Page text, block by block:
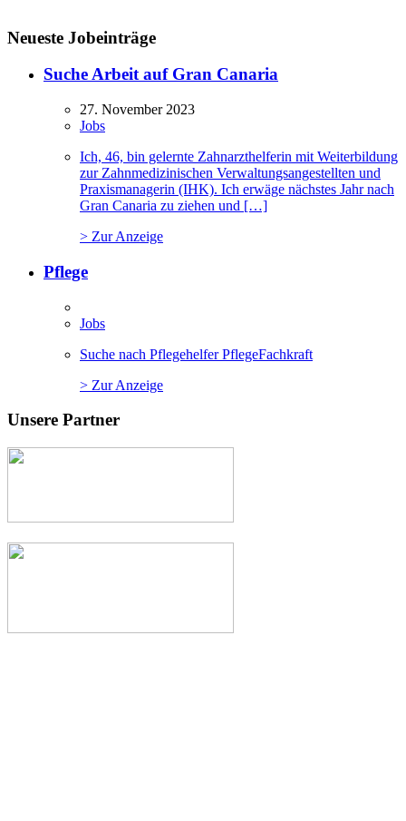
Neueste Jobeinträge
Suche Arbeit auf Gran Canaria
27. November 2023
Jobs
Ich, 46, bin gelernte Zahnarzthelferin mit Weiterbildung
zur Zahnmedizinischen Verwaltungsangestellten und
Praxismanagerin (IHK). Ich erwäge nächstes Jahr nach
Gran Canaria zu ziehen und […]
> Zur Anzeige
Pflege
Jobs
Suche nach Pflegehelfer PflegeFachkraft
> Zur Anzeige
Unsere Partner